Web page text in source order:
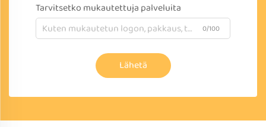
Tarvitsetko mukautettuja palveluita
0/100
Lähetä